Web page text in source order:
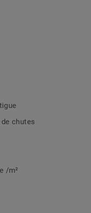
grande longévité.iQ
être compatible
que les salles
bio-attribuée,
et est 100%
chutes
/m²